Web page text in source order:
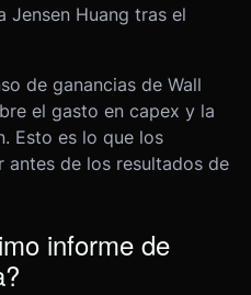
Jensen Huang tras el
de ganancias de Wall
el gasto en capex y la
Esto es lo que los
antes de los resultados de
informe de